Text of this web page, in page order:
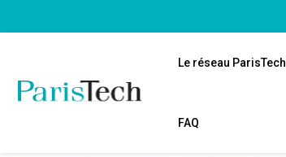
au
principale
Le réseau ParisTech
FAQ